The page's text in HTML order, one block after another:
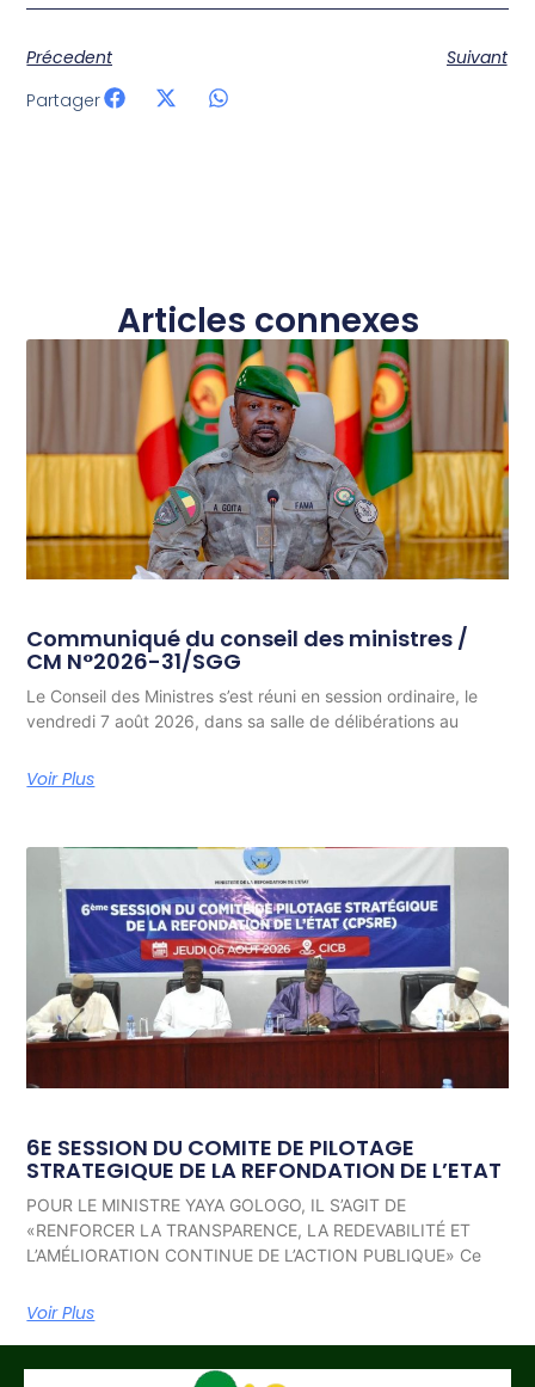
Précedent
Suivant
Partager
Articles connexes
Communiqué du conseil des ministres /
CM N°2026-31/SGG
Le Conseil des Ministres s’est réuni en session ordinaire, le
vendredi 7 août 2026, dans sa salle de délibérations au
Voir Plus
6E SESSION DU COMITE DE PILOTAGE
STRATEGIQUE DE LA REFONDATION DE L’ETAT
POUR LE MINISTRE YAYA GOLOGO, IL S’AGIT DE
«RENFORCER LA TRANSPARENCE, LA REDEVABILITÉ ET
L’AMÉLIORATION CONTINUE DE L’ACTION PUBLIQUE» Ce
Voir Plus